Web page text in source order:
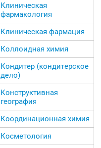
Клиническая
фармакология
Клиническая фармация
Коллоидная химия
Кондитер (кондитерское
дело)
Конструктивная
география
Координационная химия
Косметология